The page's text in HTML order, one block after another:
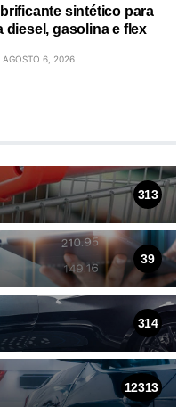
sintético para
diesel, gasolina e flex
AGOSTO 6, 2026
313
39
314
12313